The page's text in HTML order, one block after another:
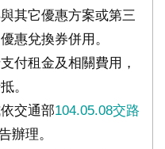
其它優惠方案或第三
惠兌換券併用。
付租金及相關費用，
。
交通部104.05.08交路
辦理。